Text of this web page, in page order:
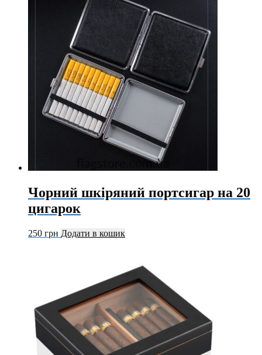
Чорний шкіряний портсигар на 20
цигарок
250 грн Додати в кошик